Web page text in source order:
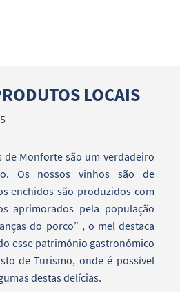
LOCAIS
Monforte são um verdadeiro
Os nossos vinhos são de
enchidos são produzidos com
aprimorados pela população
do porco” , o mel destaca
esse património gastronómico
de Turismo, onde é possível
destas delícias.